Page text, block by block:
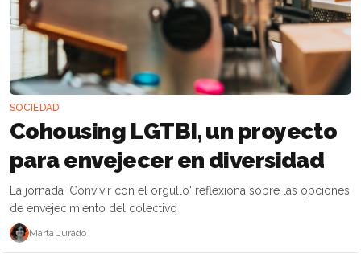
SOCIEDAD
Cohousing LGTBI, un proyecto
para envejecer en diversidad
La jornada 'Convivir con el orgullo' reflexiona sobre las opciones
de envejecimiento del colectivo
Marta Jurado